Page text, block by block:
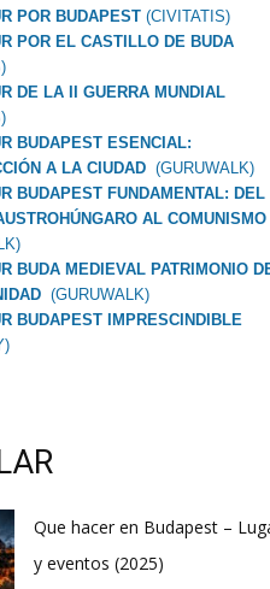
POR BUDAPEST (CIVITATIS)
POR EL CASTILLO DE BUDA
DE LA II GUERRA MUNDIAL
BUDAPEST ESENCIAL:
A LA CIUDAD (GURUWALK)
BUDAPEST FUNDAMENTAL: DEL
AL COMUNISMO
BUDA MEDIEVAL PATRIMONIO
(GURUWALK)
BUDAPEST IMPRESCINDIBLE
Que hacer en Budapest –
y eventos (2025)